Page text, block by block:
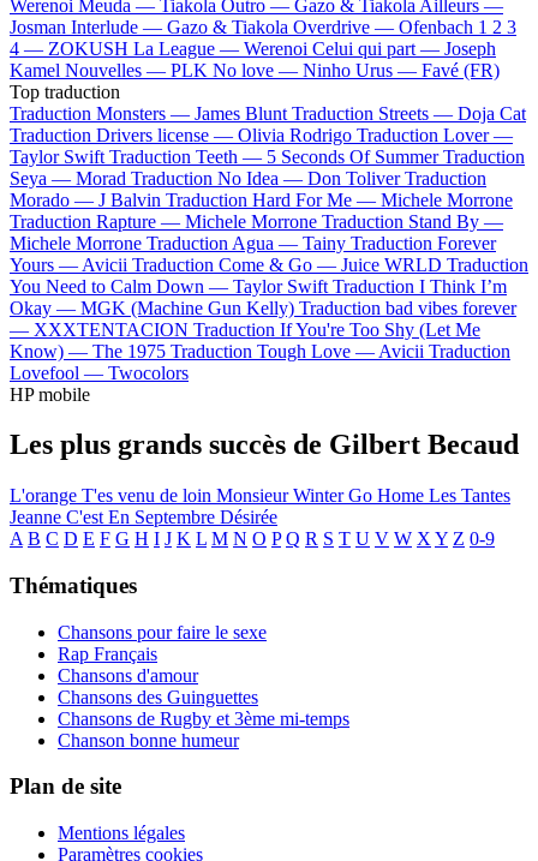
Werenoi Meuda — Tiakola Outro — Gazo & Tiakola Ailleurs —
Josman Interlude — Gazo & Tiakola Overdrive — Ofenbach 1 2 3
4 — ZOKUSH La League — Werenoi Celui qui part — Joseph
Kamel Nouvelles — PLK No love — Ninho Urus — Favé (FR)
Top traduction
Traduction Monsters — James Blunt Traduction Streets — Doja Cat
Traduction Drivers license — Olivia Rodrigo Traduction Lover —
Taylor Swift Traduction Teeth — 5 Seconds Of Summer Traduction
Seya — Morad Traduction No Idea — Don Toliver Traduction
Morado — J Balvin Traduction Hard For Me — Michele Morrone
Traduction Rapture — Michele Morrone Traduction Stand By —
Michele Morrone Traduction Agua — Tainy Traduction Forever
Yours — Avicii Traduction Come & Go — Juice WRLD Traduction
You Need to Calm Down — Taylor Swift Traduction I Think I’m
Okay — MGK (Machine Gun Kelly) Traduction bad vibes forever
— XXXTENTACION Traduction If You're Too Shy (Let Me
Know) — The 1975 Traduction Tough Love — Avicii Traduction
Lovefool — Twocolors
HP mobile
Les plus grands succès de Gilbert Becaud
L'orange T'es venu de loin Monsieur Winter Go Home Les Tantes
Jeanne C'est En Septembre Désirée
A B C D E F G H I J K L M N O P Q R S T U V W X Y Z 0-9
Thématiques
Chansons pour faire le sexe
Rap Français
Chansons d'amour
Chansons des Guinguettes
Chansons de Rugby et 3ème mi-temps
Chanson bonne humeur
Plan de site
Mentions légales
Paramètres cookies